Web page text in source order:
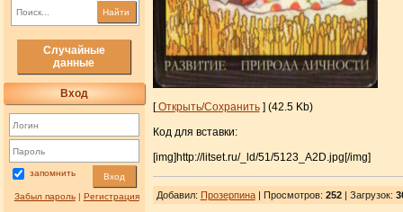
Найти
Случайные
данные
Вход
запомнить Вход
Забыл пароль| Регистрация
[Открыть/Сохранить] (42.5 Kb)
Код для вставки:
[img]http://litset.ru/_ld/51/5123_A2D.jpg[/img]
Добавил: Прозерпина| Просмотров: 252| Загрузок: